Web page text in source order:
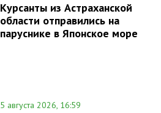
Курсанты из Астраханской
области отправились на
паруснике в Японское море
5 августа 2026, 16:59